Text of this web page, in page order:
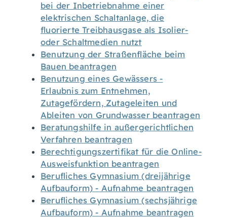
bei der Inbetriebnahme einer
elektrischen Schaltanlage, die
fluorierte Treibhausgase als Isolier-
oder Schaltmedien nutzt
Benutzung der Straßenfläche beim
Bauen beantragen
Benutzung eines Gewässers -
Erlaubnis zum Entnehmen,
Zutagefördern, Zutageleiten und
Ableiten von Grundwasser beantragen
Beratungshilfe in außergerichtlichen
Verfahren beantragen
Berechtigungszertifikat für die Online-
Ausweisfunktion beantragen
Berufliches Gymnasium (dreijährige
Aufbauform) - Aufnahme beantragen
Berufliches Gymnasium (sechsjährige
Aufbauform) - Aufnahme beantragen